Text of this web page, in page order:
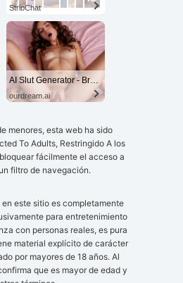
StripChat
AI Slut Generator - Bring your Fantasies to life 🔥
ourdream.ai
menores, esta web ha sido
To Adults, Restringido A los
fácilmente el acceso a
filtro de navegación.
este sitio es completamente
para entretenimiento
con personas reales, es pura
material explícito de carácter
por mayores de 18 años. Al
que es mayor de edad y